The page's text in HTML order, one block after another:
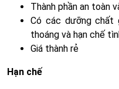
Thành phần an toàn
Có các dưỡng chất
thoáng và hạn chế
Giá thành rẻ
Hạn chế